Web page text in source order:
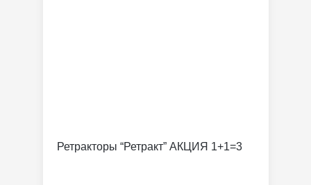
Ретракторы “Ретракт” АКЦИЯ 1+1=3